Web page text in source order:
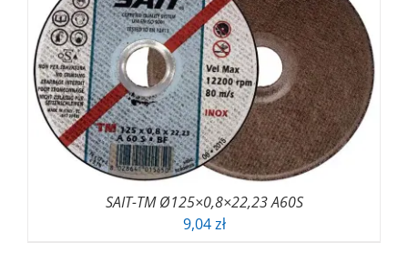
SAIT-TM Ø125×0,8×22,23 A60S
9,04zł